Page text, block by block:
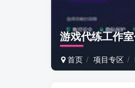
游戏代练工作
首页 项目专区